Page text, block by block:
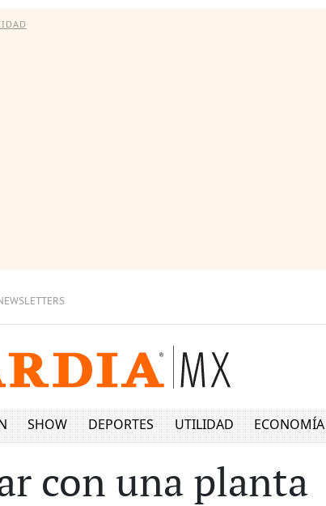
SHOW DEPORTES UTILIDAD ECONOMÍA
con una planta